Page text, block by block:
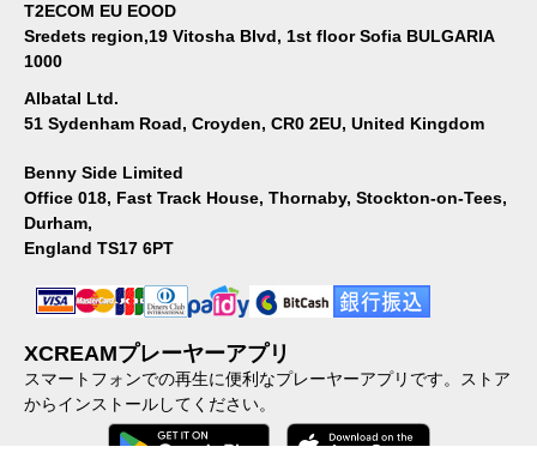
T2ECOM EU EOOD
Sredets region,19 Vitosha Blvd, 1st floor Sofia BULGARIA
1000
Albatal Ltd.
51 Sydenham Road, Croyden, CR0 2EU, United Kingdom
Benny Side Limited
Office 018, Fast Track House, Thornaby, Stockton-on-Tees,
Durham,
England TS17 6PT
XCREAMプレーヤーアプリ
スマートフォンでの再生に便利なプレーヤーアプリです。ストア
からインストールしてください。